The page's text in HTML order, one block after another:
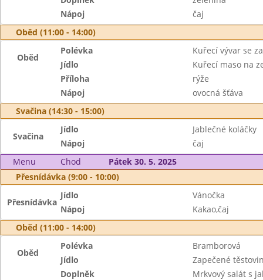
Nápoj
čaj
Oběd (11:00 - 14:00)
Oběd
Polévka
Kuřecí vývar se
Jídlo
Kuřecí maso na
Příloha
rýže
Nápoj
ovocná šťáva
Svačina (14:30 - 15:00)
Svačina
Jídlo
Jablečné koláčky
Nápoj
čaj
Menu
Chod
Pátek 30. 5. 2025
Přesnídávka (9:00 - 10:00)
Přesnídávka
Jídlo
Vánočka
Nápoj
Kakao,čaj
Oběd (11:00 - 14:00)
Oběd
Polévka
Bramborová
Jídlo
Zapečené
Doplněk
Mrkvový salát s